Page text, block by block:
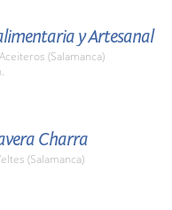
y Artesanal
(Salamanca)
Charra
(Salamanca)